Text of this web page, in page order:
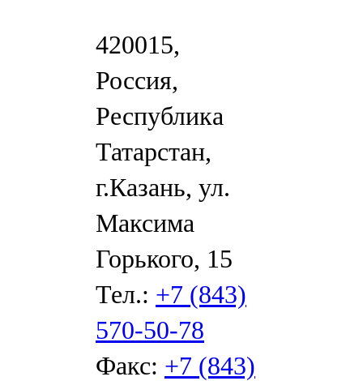
420015,
Россия,
Республика
Татарстан,
г.Казань, ул.
Максима
Горького, 15
Тел.: +7 (843)
570-50-78
Факс: +7 (843)